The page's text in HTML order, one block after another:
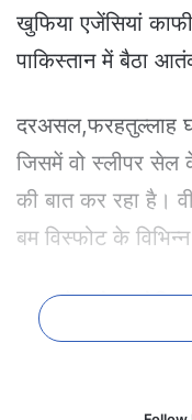
खुफिया एजेंसियां
पाकिस्तान में बैठा
दरअसल,फरहतुल्लाह
जिसमें वो स्लीपर सेल
की बात कर रहा है।
बम विस्फोट के
भारत में भगोड़ा
छिपा हुआ है। उसने
रामेश्वरम कैफे में